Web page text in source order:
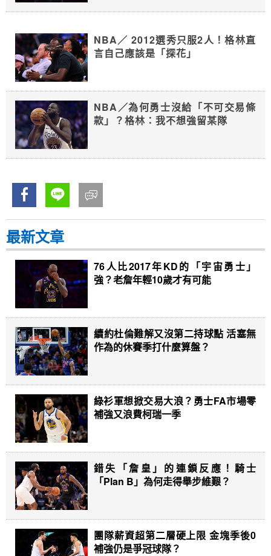
NBA／ 2012選秀只服2人！格林直
言自己應該是「探花」
NBA／為何勇士沒給「不可交易條
款」？格林：我不想強留某隊
最新文章
76人比2017年KD的「宇宙勇士」
強？老詹年輕10歲才有可能
續約杜倫難解又沒第二持球點 活塞無
作為的休賽季打什麼算盤？
綠衫軍想掀交易大浪？勇士FA市場零
補強又浪費柯瑞一季
錯失「詹皇」的連鎖反應！騎士
「Plan B」為何走得舉步維艱？
團隊薪資超第二層硬上限 金塊季後0
補強仍是爭冠球隊？